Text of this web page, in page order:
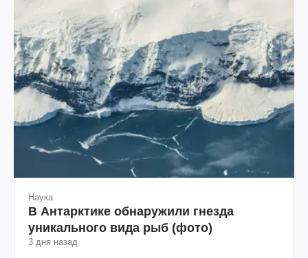
Наука
В Антарктике обнаружили гнезда
уникального вида рыб (фото)
3 дня назад